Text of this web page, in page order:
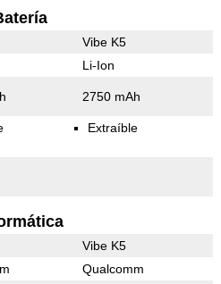
Vibe K5
Li-Ion
2750 mAh
Extraíble
Vibe K5
Qualcomm